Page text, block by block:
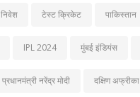
निवेश टेस्ट क्रिकेट पाकिस्तान
IPL 2024 मुंबई इंडियंस
प्रधानमंत्री नरेंद्र मोदी दक्षिण अफ्रीका